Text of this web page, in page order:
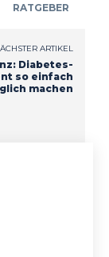
RATGEBER
ARTIKEL
Diabetes-
so einfach
machen